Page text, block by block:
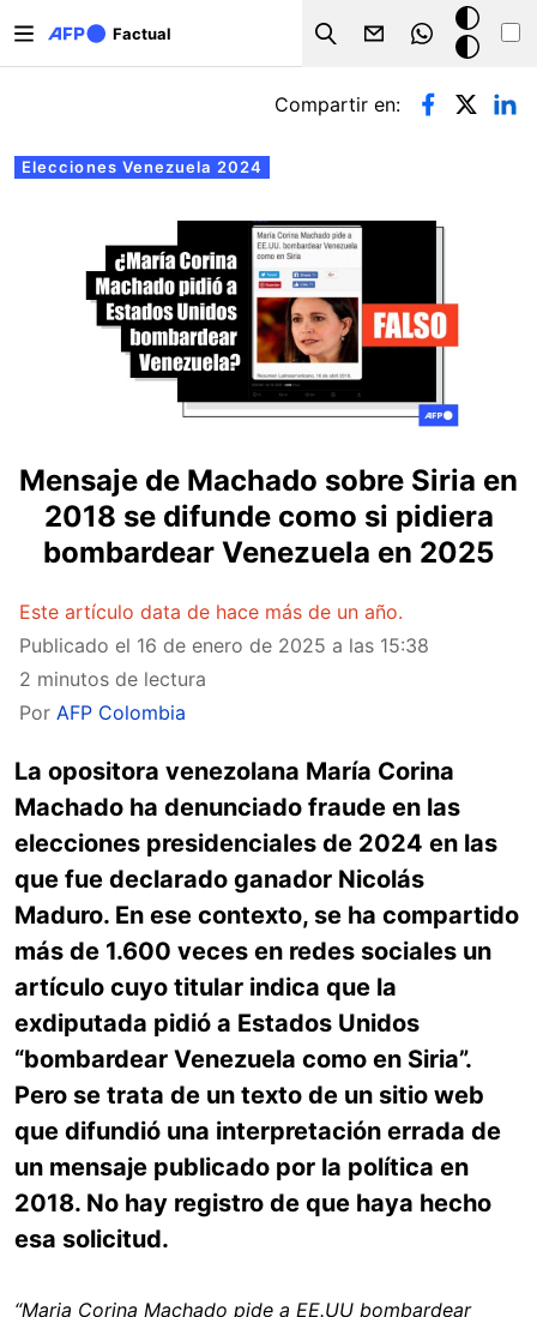
Factual
Search
Modo
oscuro
Solapas principales
Elecciones Venezuela 2024
Compartir en:
Mensaje de Machado sobre Siria en
2018 se difunde como si pidiera
bombardear Venezuela en 2025
Este artículo data de hace más de un año.
Publicado el 16 de enero de 2025 a las 15:38
2 minutos de lectura
Por AFP Colombia
La opositora venezolana María Corina
Machado ha denunciado fraude en las
elecciones presidenciales de 2024 en las
que fue declarado ganador Nicolás
Maduro. En ese contexto, se ha compartido
más de 1.600 veces en redes sociales un
artículo cuyo titular indica que la
exdiputada pidió a Estados Unidos
“bombardear Venezuela como en Siria”.
Pero se trata de un texto de un sitio web
que difundió una interpretación errada de
un mensaje publicado por la política en
2018. No hay registro de que haya hecho
esa solicitud.
“Maria Corina Machado pide a EE.UU bombardear